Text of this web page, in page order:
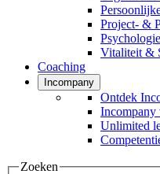
Project- &
Psychologie
Vitaliteit &
Coaching
Incompany
Ontdek
Incompany
Unlimited
Zoeken